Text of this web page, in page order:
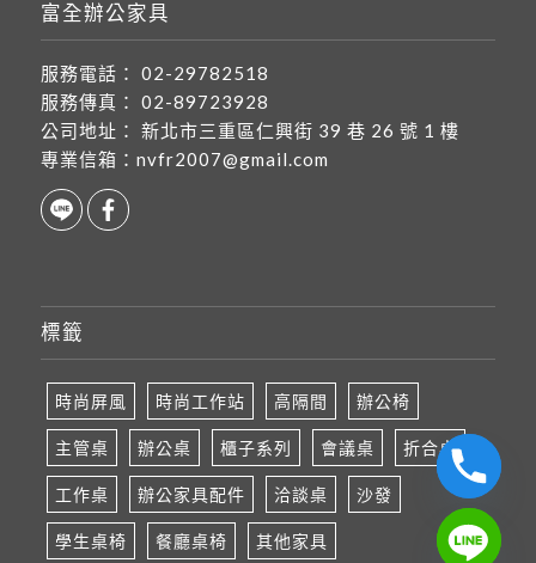
富全辦公家具
服務電話：
02-29782518
服務傳真：
02-89723928
公司地址：
新北市三重區仁興街 39 巷 26 號 1 樓
專業信箱： nvfr2007@gmail.com
標籤
時尚屏風 時尚工作站 高隔間 辦公椅
主管桌 辦公桌 櫃子系列 會議桌 折合桌
工作桌 辦公家具配件 洽談桌 沙發
學生桌椅 餐廳桌椅 其他家具